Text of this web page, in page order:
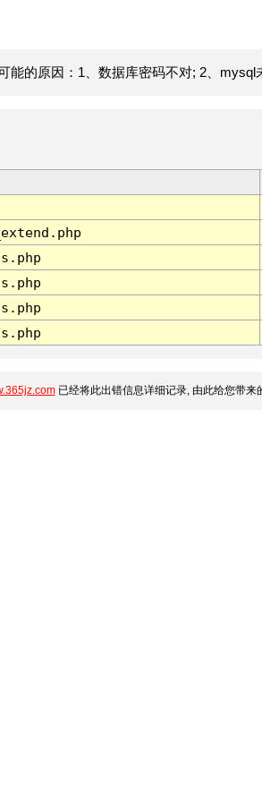
的原因：1、数据库密码不对; 2、mysql
已经将此出错信息详细记录, 由此给您带来